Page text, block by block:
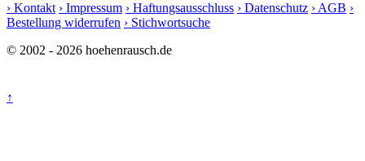
› Kontakt › Impressum › Haftungsausschluss › Datenschutz › AGB ›
Bestellung widerrufen › Stichwortsuche
© 2002 - 2026 hoehenrausch.de
↑